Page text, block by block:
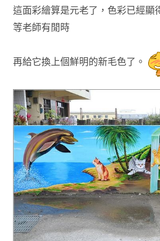
這面彩繪算是元老了，色彩已經顯
等老師有閒時
再給它換上個鮮明的新毛色了 。